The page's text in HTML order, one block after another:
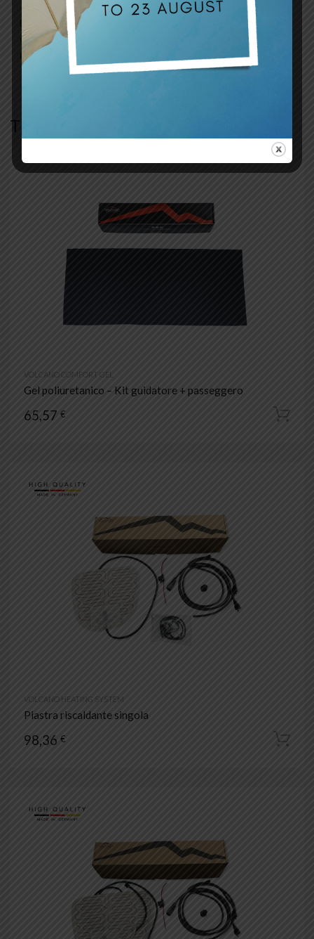
L’installazione è difficile? Il livello di difficoltà è medio; si
consiglia una buona manualità o l’intervento di un tappezziere
professionista per un risultato ottimale.
TI POTREBBE INTERESSARE…
VOLCANO COMFORT GEL
Gel poliuretanico – Kit guidatore + passeggero
65,57 €
VOLCANO HEATING SYSTEM
Piastra riscaldante singola
98,36 €